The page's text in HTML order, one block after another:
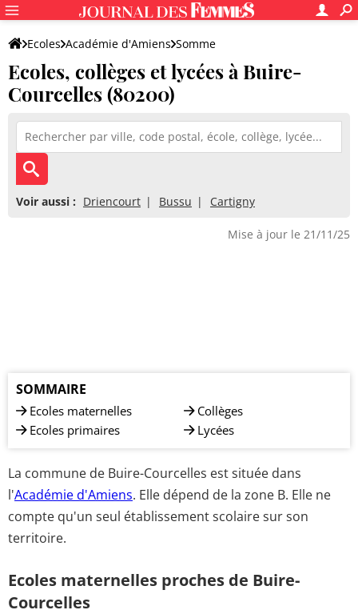
Ecoles Académie d'Amiens Somme
Ecoles, collèges et lycées à Buire-
Courcelles (80200)
Voir aussi : Driencourt Bussu Cartigny
Mise à jour le 21/11/25
SOMMAIRE
Ecoles maternelles
Ecoles primaires
Collèges
Lycées
La commune de Buire-Courcelles est située dans
l'Académie d'Amiens. Elle dépend de la zone B. Elle ne
compte qu'un seul établissement scolaire sur son
territoire.
Ecoles maternelles proches de Buire-
Courcelles